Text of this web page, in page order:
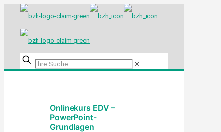
✕
Onlinekurs EDV –
PowerPoint-
Grundlagen